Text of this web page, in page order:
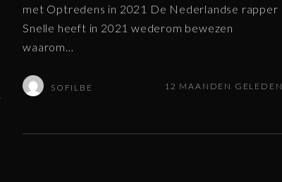
met Optredens in 2021 De Nederlandse rapper
Snelle heeft in 2021 wederom bewezen
waarom…
SOFILBE 12 MAANDEN GELEDEN